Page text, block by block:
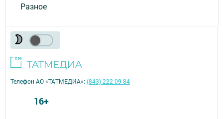
Разное
Телефон АО «ТАТМЕДИА»:(843) 222 09 84
16+